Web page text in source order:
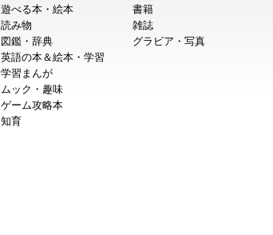
遊べる本・絵本
読み物
図鑑・辞典
英語の本＆絵本・学習
学習まんが
ムック・趣味
ゲーム攻略本
知育
書籍
雑誌
グラビア・写真